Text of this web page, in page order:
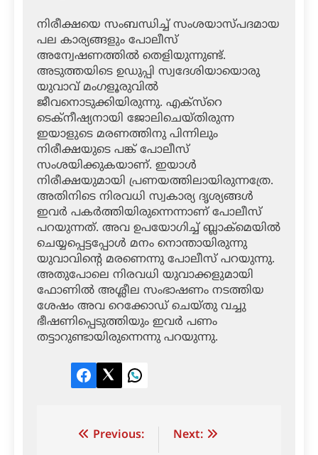
നിരീക്ഷയെ സംബന്ധിച്ച് സംശയാസ്പദമായ
പല കാര്യങ്ങളും പോലീസ്
അന്വേഷണത്തില്‍ തെളിയുന്നുണ്ട്.
അടുത്തയിടെ ഉഡുപ്പി സ്വദേശിയായൊരു
യുവാവ് മംഗളൂരുവില്‍
ജീവനൊടുക്കിയിരുന്നു. എക്‌സ്‌റെ
ടെക്‌നീഷ്യനായി ജോലിചെയ്തിരുന്ന
ഇയാളുടെ മരണത്തിനു പിന്നിലും
നിരീക്ഷയുടെ പങ്ക് പോലീസ്
സംശയിക്കുകയാണ്. ഇയാള്‍
നിരീക്ഷയുമായി പ്രണയത്തിലായിരുന്നത്രേ.
അതിനിടെ നിരവധി സ്വകാര്യ ദൃശ്യങ്ങള്‍
ഇവര്‍ പകര്‍ത്തിയിരുന്നെന്നാണ് പോലീസ്
പറയുന്നത്. അവ ഉപയോഗിച്ച് ബ്ലാക്‌മെയില്‍
ചെയ്യപ്പെട്ടപ്പോള്‍ മനം നൊന്തായിരുന്നു
യുവാവിന്റെ മരണെന്നു പോലീസ് പറയുന്നു.
അതുപോലെ നിരവധി യുവാക്കളുമായി
ഫോണില്‍ അശ്ലീല സംഭാഷണം നടത്തിയ
ശേഷം അവ റെക്കോഡ് ചെയ്തു വച്ചു
ഭീഷണിപ്പെടുത്തിയും ഇവര്‍ പണം
തട്ടാറുണ്ടായിരുന്നെന്നു പറയുന്നു.
Facebook
TwitterLinkedIn
Post Previous: Next: